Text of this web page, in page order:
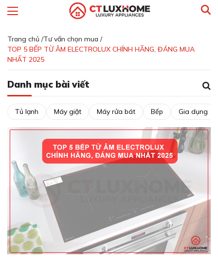
Trang chủ /Tư vấn chọn mua /
TOP 5 BẾP TỪ ÂM ELECTROLUX CHÍNH HÃNG, ĐÁNG MUA
NHẤT 2025
Danh mục bài viết
Tủ lạnh Máy giặt Máy rửa bát Bếp Gia dụng